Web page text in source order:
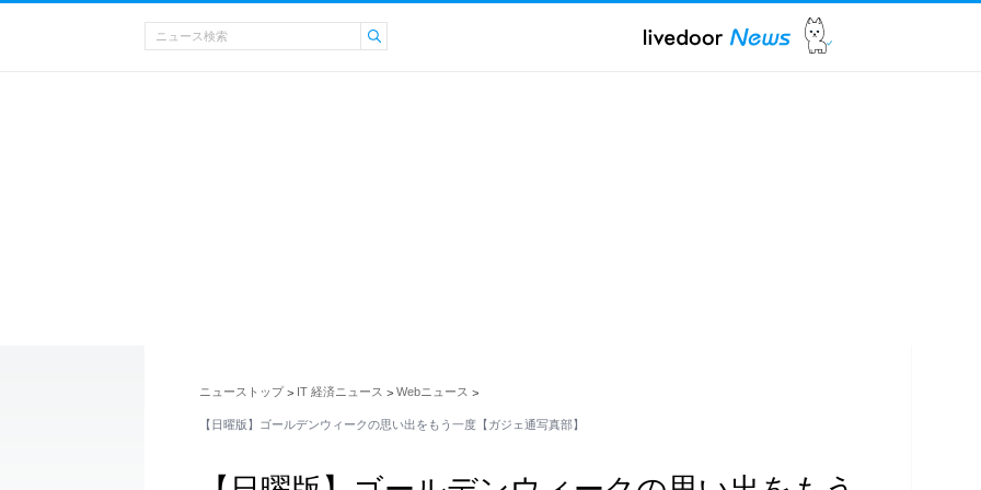
ニューストップ > IT 経済ニュース > Webニュース >
【日曜版】ゴールデンウィークの思い出をもう一度【ガジェ通写真部】